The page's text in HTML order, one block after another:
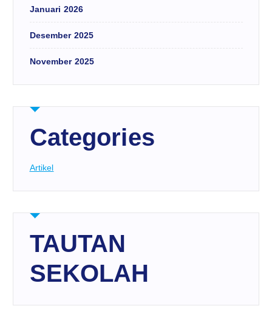
Januari 2026
Desember 2025
November 2025
Categories
Artikel
TAUTAN
SEKOLAH